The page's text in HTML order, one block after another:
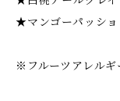
★マンゴーパッショ
※フルーツアレルギ